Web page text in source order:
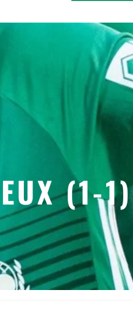
(1-1)